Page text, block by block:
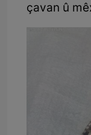
çavan û